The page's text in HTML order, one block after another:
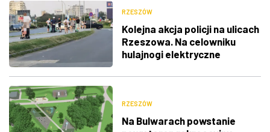
RZESZÓW
Kolejna akcja policji na ulicach
Rzeszowa. Na celowniku
hulajnogi elektryczne
RZESZÓW
Na Bulwarach powstanie